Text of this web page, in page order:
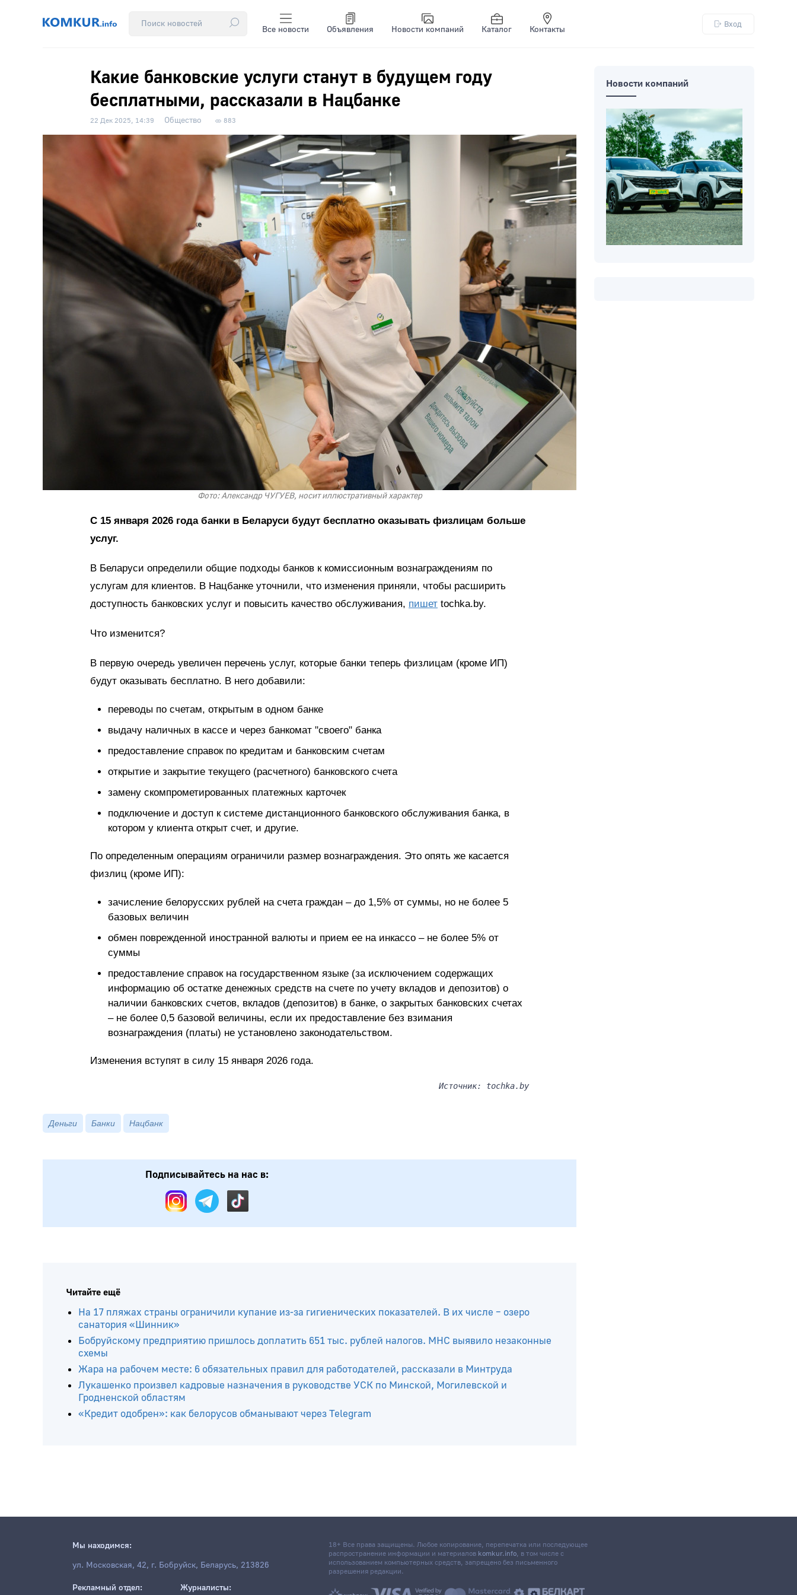
Все новости Объявления Новости компаний Каталог Контакты
Вход
Какие банковские услуги станут в будущем году
бесплатными, рассказали в Нацбанке
22 Дек 2025, 14:39 Общество 883
Фото: Александр ЧУГУЕВ, носит иллюстративный характер
С 15 января 2026 года банки в Беларуси будут бесплатно оказывать физлицам больше
услуг.
В Беларуси определили общие подходы банков к комиссионным вознаграждениям по
услугам для клиентов. В Нацбанке уточнили, что изменения приняли, чтобы расширить
доступность банковских услуг и повысить качество обслуживания, пишет tochka.by.
Что изменится?
В первую очередь увеличен перечень услуг, которые банки теперь физлицам (кроме ИП)
будут оказывать бесплатно. В него добавили:
переводы по счетам, открытым в одном банке
выдачу наличных в кассе и через банкомат "своего" банка
предоставление справок по кредитам и банковским счетам
открытие и закрытие текущего (расчетного) банковского счета
замену скомпрометированных платежных карточек
подключение и доступ к системе дистанционного банковского обслуживания банка, в
котором у клиента открыт счет, и другие.
По определенным операциям ограничили размер вознаграждения. Это опять же касается
физлиц (кроме ИП):
зачисление белорусских рублей на счета граждан – до 1,5% от суммы, но не более 5
базовых величин
обмен поврежденной иностранной валюты и прием ее на инкассо – не более 5% от
суммы
предоставление справок на государственном языке (за исключением содержащих
информацию об остатке денежных средств на счете по учету вкладов и депозитов) о
наличии банковских счетов, вкладов (депозитов) в банке, о закрытых банковских счетах
– не более 0,5 базовой величины, если их предоставление без взимания
вознаграждения (платы) не установлено законодательством.
Изменения вступят в силу 15 января 2026 года.
Источник: tochka.by
Деньги Банки Нацбанк
Подписывайтесь на нас в:
Читайте ещё
На 17 пляжах страны ограничили купание из-за гигиенических показателей. В их числе – озеро
санатория «Шинник»
Бобруйскому предприятию пришлось доплатить 651 тыс. рублей налогов. МНС выявило незаконные
схемы
Жара на рабочем месте: 6 обязательных правил для работодателей, рассказали в Минтруда
Новости компаний
Мы находимся:
18+ Все права защищены. Любое копирование, перепечатка или последующее